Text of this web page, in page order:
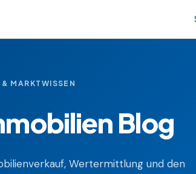
MARKTWISSEN
Blog
Wertermittlung und den